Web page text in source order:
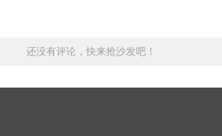
还没有评论，快来抢沙发吧！